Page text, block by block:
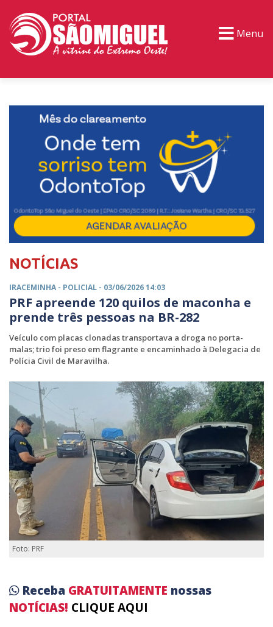
Menu
NOTÍCIAS
IRACEMINHA - POLICIAL - 03/06/2026 14:03
PRF apreende 120 quilos de maconha e
prende três pessoas na BR-282
Veículo com placas clonadas transportava a droga no porta-
malas; trio foi preso em flagrante e encaminhado à Delegacia de
Polícia Civil de Maravilha.
Foto: PRF
Receba GRATUITAMENTE nossas
NOTÍCIAS! CLIQUE AQUI